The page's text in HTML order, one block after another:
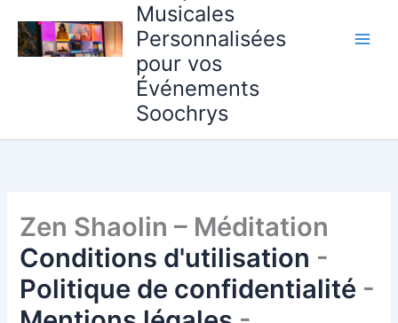
Musicales
Personnalisées
pour vos
Événements
Soochrys
Zen Shaolin – Méditation
Conditions d'utilisation -
Politique de confidentialité -